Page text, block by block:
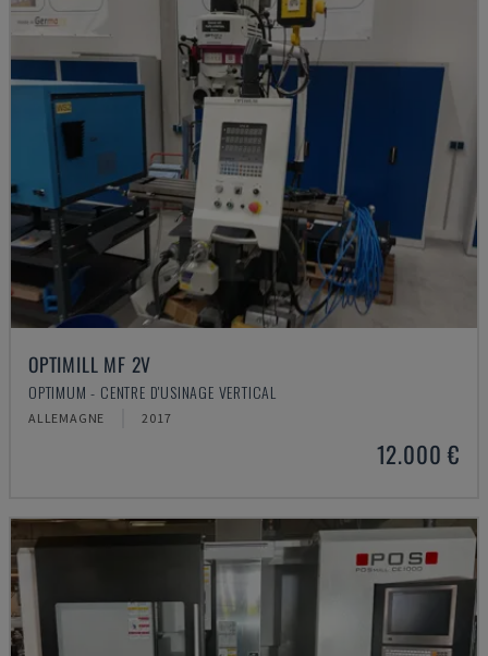
OPTIMILL MF 2V
OPTIMUM - CENTRE D'USINAGE VERTICAL
ALLEMAGNE 2017
12.000 €